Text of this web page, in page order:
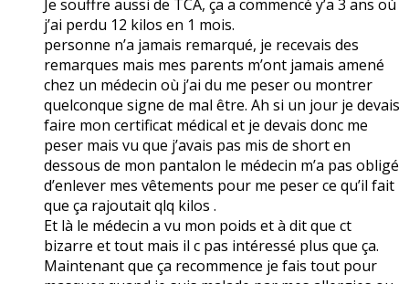
Je souffre aussi de TCA, ça a commencé y’a 3 ans où
j’ai perdu 12 kilos en 1 mois.
personne n’a jamais remarqué, je recevais des
remarques mais mes parents m’ont jamais amené
chez un médecin où j’ai du me peser ou montrer
quelconque signe de mal être. Ah si un jour je devais
faire mon certificat médical et je devais donc me
peser mais vu que j’avais pas mis de short en
dessous de mon pantalon le médecin m’a pas obligé
d’enlever mes vêtements pour me peser ce qu’il fait
que ça rajoutait qlq kilos .
Et là le médecin a vu mon poids et à dit que ct
bizarre et tout mais il c pas intéressé plus que ça.
Maintenant que ça recommence je fais tout pour